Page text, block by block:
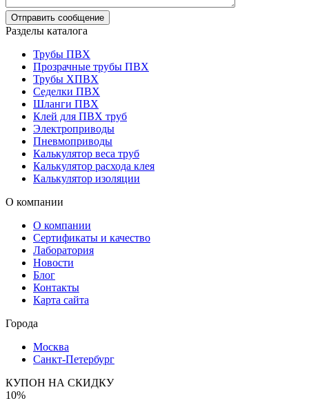
Разделы каталога
Трубы ПВХ
Прозрачные трубы ПВХ
Трубы ХПВХ
Седелки ПВХ
Шланги ПВХ
Клей для ПВХ труб
Электроприводы
Пневмоприводы
Калькулятор веса труб
Калькулятор расхода клея
Калькулятор изоляции
О компании
О компании
Сертификаты и качество
Лаборатория
Новости
Блог
Контакты
Карта сайта
Города
Москва
Санкт-Петербург
КУПОН НА СКИДКУ
10%